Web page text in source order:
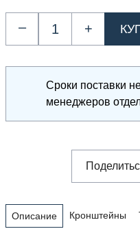
– +
Сроки поставки
менеджеров
Описание Кронштейны